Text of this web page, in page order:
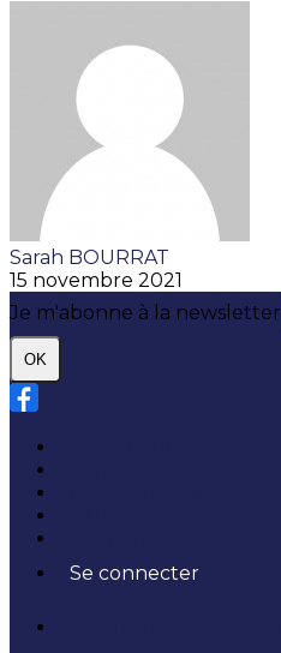
Sarah BOURRAT
15 novembre 2021
Je m'abonne à la newsletter
OK
Se connecter